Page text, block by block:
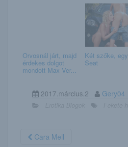
Orvosnál járt, majd
érdekes dolgot
mondott Max Ver...
Két szőke, egy
Seat
2017.március.2 Gery04
Cara Mell